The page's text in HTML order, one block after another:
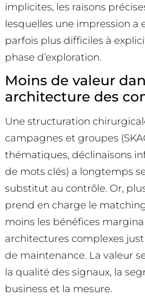
implicites, les raisons
lesquelles une impression a
parfois plus difficiles à
phase d’exploration.
Moins de valeur
architecture des
Une structuration
campagnes et groupes
thématiques, déclinaisons
de mots clés) a longtemps
substitut au contrôle. Or,
prend en charge le
moins les bénéfices
architectures complexes
de maintenance. La valeur
la qualité des signaux, la
business et la mesure.